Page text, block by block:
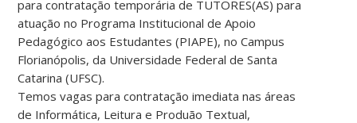
para contratação temporária de TUTORES(AS) para
atuação no Programa Institucional de Apoio
Pedagógico aos Estudantes (PIAPE), no Campus
Florianópolis, da Universidade Federal de Santa
Catarina (UFSC).
Temos vagas para contratação imediata nas áreas
de Informática, Leitura e Produão Textual,